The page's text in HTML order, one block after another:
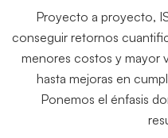
Proyecto a proyecto,
conseguir retornos
menores costos y mayor
hasta mejoras en
Ponemos el énfasis